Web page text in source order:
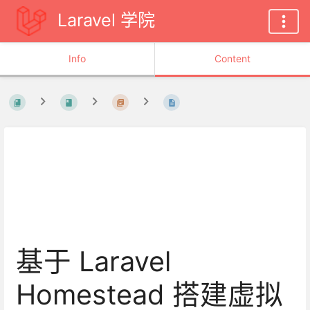
Laravel 学院
Info Content
基于 Laravel
Homestead 搭建虚拟